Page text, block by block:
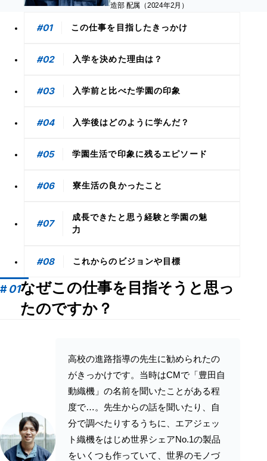
造部 配属（2024年2月）
#01 この仕事を目指したきっかけ
#02 入学を決めた理由は？
#03 入学前と比べた学園の印象
#04 入学後はどのように学んだ？
#05 学園生活で印象に残るエピソード
#06 寮生活の良かったこと
#07
成長できたと思う経験と学園の魅
力
#08 これからのビジョンや目標
#01なぜこの仕事を目指そうと思っ
たのですか？
高校の進路指導の先生に勧められたの
がきっかけです。当時はCMで「豊田自
動織機」の名前を聞いたことがある程
度で…。先生からの話を聞いたり、自
分で調べたりするうちに、エアジェッ
ト織機をはじめ世界シェアNo.1の製品
をいくつも作っていて、世界のモノづ